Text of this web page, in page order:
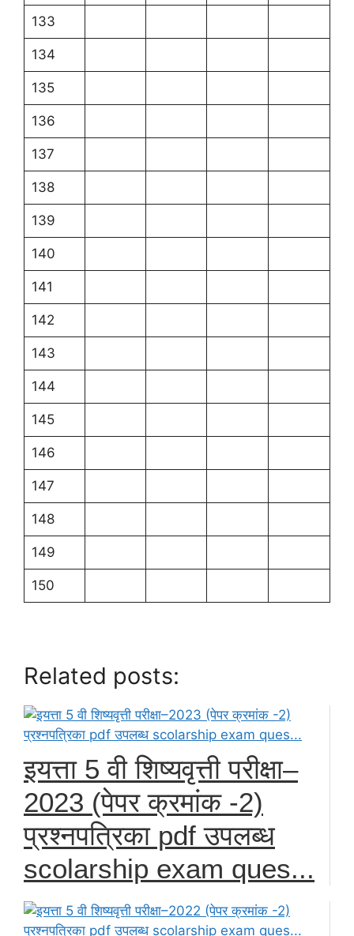
133
134
135
136
137
138
139
140
141
142
143
144
145
146
147
148
149
150
Related posts:
इयत्ता 5 वी शिष्यवृत्ती परीक्षा–
2023 (पेपर क्रमांक -2)
प्रश्नपत्रिका pdf उपलब्ध
scolarship exam ques...